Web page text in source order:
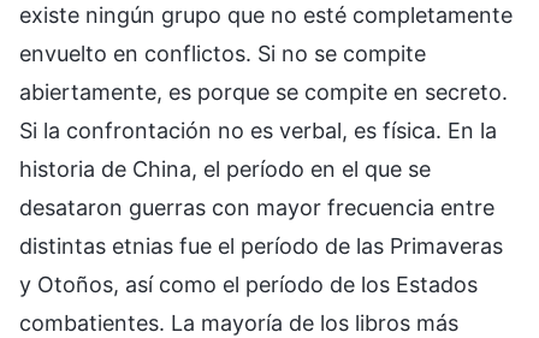
existe ningún grupo que no esté completamente
envuelto en conflictos. Si no se compite
abiertamente, es porque se compite en secreto.
Si la confrontación no es verbal, es física. En la
historia de China, el período en el que se
desataron guerras con mayor frecuencia entre
distintas etnias fue el período de las Primaveras
y Otoños, así como el período de los Estados
combatientes. La mayoría de los libros más